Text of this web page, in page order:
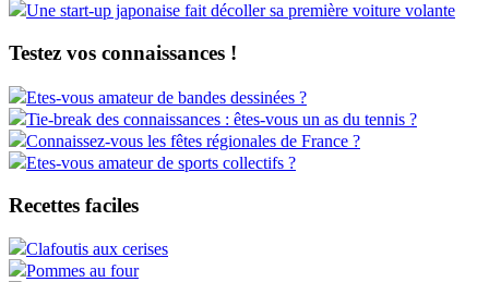
Une start-up japonaise fait décoller sa première voiture volante
Testez vos connaissances !
Etes-vous amateur de bandes dessinées ?
Tie-break des connaissances : êtes-vous un as du tennis ?
Connaissez-vous les fêtes régionales de France ?
Etes-vous amateur de sports collectifs ?
Recettes faciles
Clafoutis aux cerises
Pommes au four